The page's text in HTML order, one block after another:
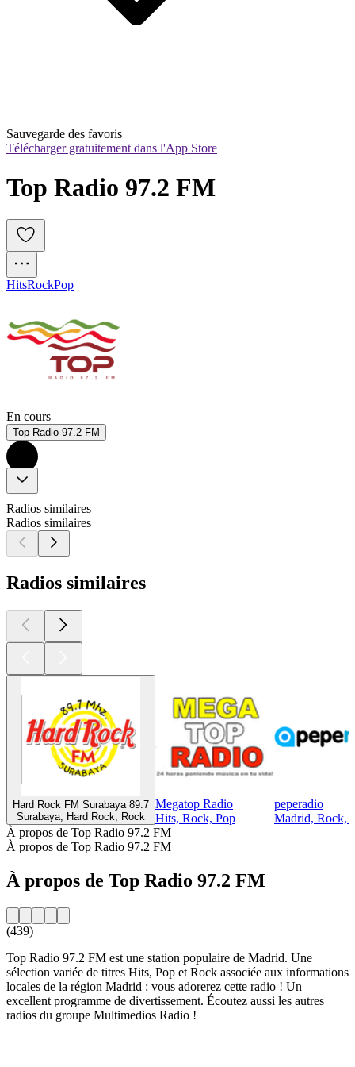
Sauvegarde des favoris
Télécharger gratuitement dans l'App Store
Top Radio 97.2 FM
HitsRockPop
En cours
Top Radio 97.2 FM
Radios similaires
Radios similaires
Radios similaires
Hard Rock FM Surabaya 89.7
Surabaya, Hard Rock, Rock
Megatop Radio
Hits, Rock, Pop
peperadio
Madrid, Rock,
À propos de Top Radio 97.2 FM
À propos de Top Radio 97.2 FM
À propos de Top Radio 97.2 FM
(439)
Top Radio 97.2 FM est une station populaire de Madrid. Une
sélection variée de titres Hits, Pop et Rock associée aux informations
locales de la région Madrid : vous adorerez cette radio ! Un
excellent programme de divertissement. Écoutez aussi les autres
radios du groupe Multimedios Radio !